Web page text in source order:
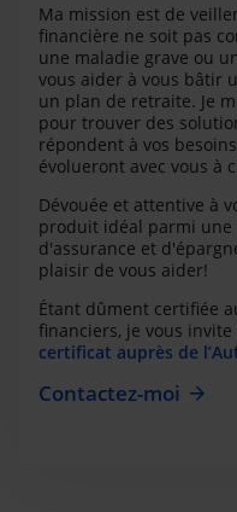
Ma mission est de
financière ne soit pas
une maladie grave ou
vous aider à vous bâtir
un plan de retraite. Je
pour trouver des
répondent à vos
évolueront avec vous à
Dévouée et attentive à
produit idéal parmi une
d'assurance et
plaisir de vous aider!
Étant dûment certifiée
financiers, je vous invite
certificat auprès de
Contactez-moi